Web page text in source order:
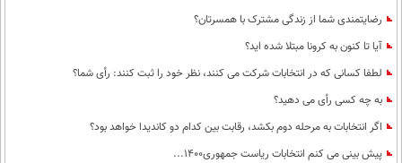
رضایتمندی شما از زندگی مشترک با همسرتان؟
آیا تا کنون به کرونا مبتلا شده اید؟
لطفا کسانی که در انتخابات شرکت می کنند، نظر خود را ثبت کنند: رأی شما؟
به چه کسی رأی می دهید؟
اگر انتخابات به مرحله دوم بکشد، رقابت بین کدام دو کاندیدا خواهد بود؟
پیش بینی می کنم انتخابات ریاست جمهوری1400...